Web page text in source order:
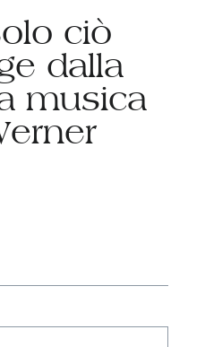
ciò
dalla
musica